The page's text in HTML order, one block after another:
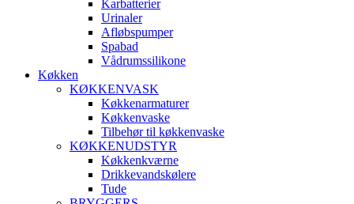
Karbatterier
Urinaler
Afløbspumper
Spabad
Vådrumssilikone
Køkken
KØKKENVASK
Køkkenarmaturer
Køkkenvaske
Tilbehør til køkkenvaske
KØKKENUDSTYR
Køkkenkværne
Drikkevandskølere
Tude